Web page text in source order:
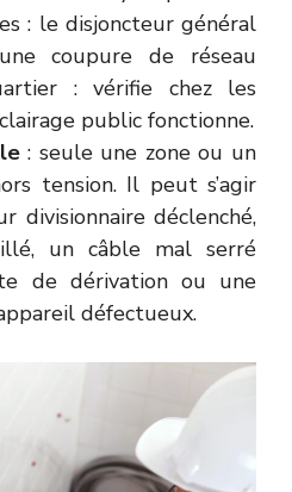
: le disjoncteur général
coupure de réseau
: vérifie chez les
public fonctionne.
: seule une zone ou un
tension. Il peut s’agir
divisionnaire déclenché,
un câble mal serré
de dérivation ou une
défectueux.